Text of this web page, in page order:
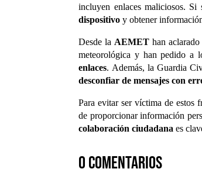
incluyen enlaces maliciosos. Si
dispositivo y obtener
Desde la AEMEThan
meteorológica y han pedido a
enlaces. Además, la Guardia
desconfiar de mensajes con
Para evitar ser víctima de estos
de proporcionar información
colaboración ciudadana es
0 comentarios